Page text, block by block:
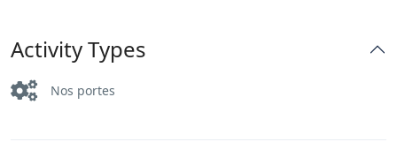
Activity Types
Nos portes